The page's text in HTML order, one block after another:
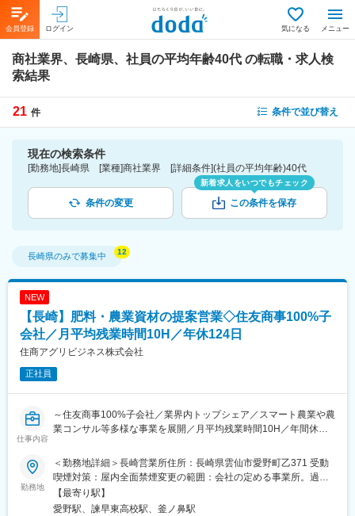
会員登録 ログイン 気になる メニュー
商社業界、長崎県、社員の平均年齢40代 の転職・求人検
索結果
21 件 条件で並び替え
現在の検索条件
[勤務地]長崎県 [業種]商社業界 [詳細条件](社員の平均年齢)40代
条件の変更
新着求人をいつでもチェック
この条件を保存
長崎県のみで募集中
NEW
【長崎】肥料・農業資材の提案営業◇住友商事100%子
会社／月平均残業時間10H／年休124日
住商アグリビジネス株式会社
正社員
仕事内容
～住友商事100%子会社／業界内トップシェア／スマート農業や農
業コンサル等多様な事業を展開／月平均残業時間10H／年間休日
■業務内容：
農業生産者向けに農業資材の営業をお任せいたします。
顧客先：農業生産者、農業生産法人、JAなど
勤務地
＜勤務地詳細＞長崎営業所住所：長崎県雲仙市愛野町乙371 受動
喫煙対策：屋内全面禁煙変更の範囲：会社の定める事業所。過去
事例では九州内の異動がメイン。
【最寄り駅】
愛野駅、諫早東高校駅、釜ノ鼻駅